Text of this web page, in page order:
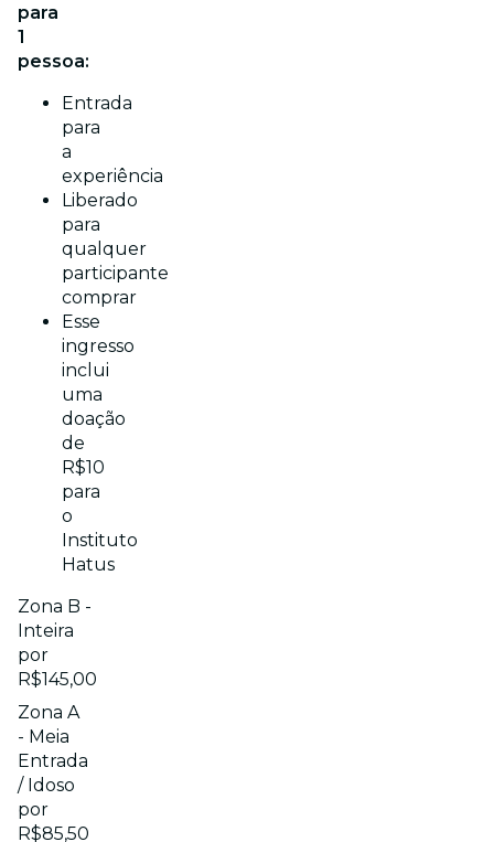
para
1
pessoa:
Entrada
para
a
experiência
Liberado
para
qualquer
participante
comprar
Esse
ingresso
inclui
uma
doação
de
R$10
para
o
Instituto
Hatus
Zona B -
Inteira
por
R$145,00
Zona A
- Meia
Entrada
/ Idoso
por
R$85,50